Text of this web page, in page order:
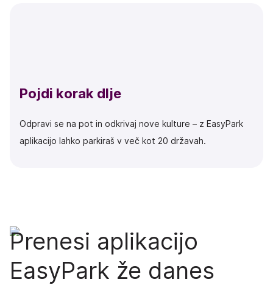
Pojdi korak dlje
Odpravi se na pot in odkrivaj nove kulture – z EasyPark
aplikacijo lahko parkiraš v več kot 20 državah.
Prenesi aplikacijo
EasyPark že danes